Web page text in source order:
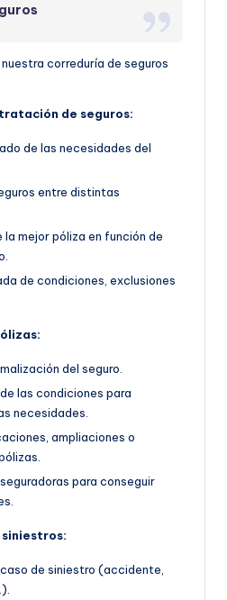
correduría de seguros
de seguros:
de las necesidades del
entre distintas
la mejor póliza en función de
de condiciones, exclusiones
del seguro.
las condiciones para
necesidades.
ampliaciones o
para conseguir
de siniestro (accidente,